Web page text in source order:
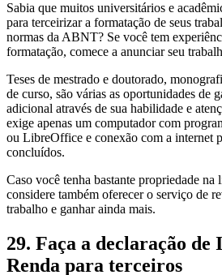
Sabia que muitos universitários e
para terceirizar a formatação de seus
normas da ABNT? Se você tem
formatação, comece a anunciar seu
Teses de mestrado e doutorado,
de curso, são várias as oportunidades de
adicional através de sua habilidade e
exige apenas um computador com
ou LibreOffice e conexão com a internet
concluídos.
Caso você tenha bastante propriedade na
considere também oferecer o serviço de
trabalho e ganhar ainda mais.
29. Faça a declaração de
Renda para terceiros